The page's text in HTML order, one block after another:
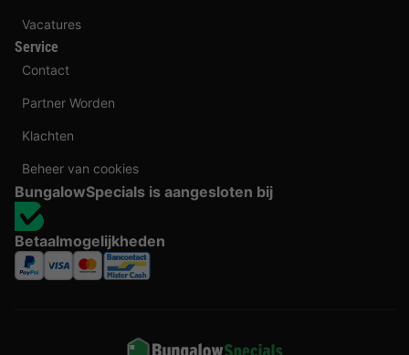
Vacatures
Service
Contact
Partner Worden
Klachten
Beheer van cookies
BungalowSpecials is aangesloten bij
Betaalmogelijkheden